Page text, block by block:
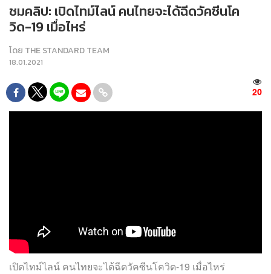
ชมคลิป: เปิดไทม์ไลน์ คนไทยจะได้ฉีดวัคซีนโค
วิด-19 เมื่อไหร่
โดย THE STANDARD TEAM
18.01.2021
20
เปิดไทม์ไลน์ คนไทยจะได้ฉีดวัคซีนโควิด-19 เมื่อไหร่